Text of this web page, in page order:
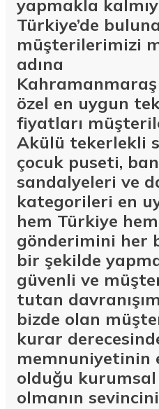
yapmakla
Türkiye’de
müşterilerimizi
adına
özel en uygun
fiyatları
Akülü tekerlekli
çocuk puseti,
sandalyeleri ve
kategorileri en
hem Türkiye
gönderimini her
bir şekilde
güvenli ve
tutan
bizde olan
kurar
memnuniyetinin
olduğu
olmanın